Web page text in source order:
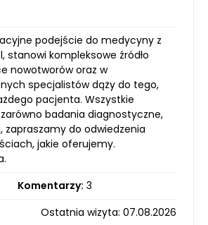
podejście do medycyny z
kompleksowe źródło
nowotworów oraz w
specjalistów dąży do tego,
pacjenta. Wszystkie
badania diagnostyczne,
do odwiedzenia
jakie oferujemy.
Komentarzy: 3
Ostatnia wizyta: 07.08.2026